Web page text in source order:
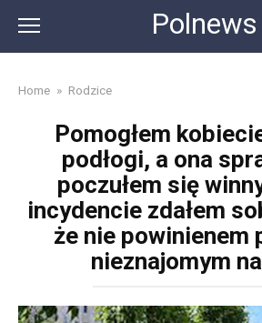
content
Polnews
Home » Rodzice
Pomogłem
podłogi, a ona
poczułem się
incydencie zdałem
że nie powinienem
nieznajomym